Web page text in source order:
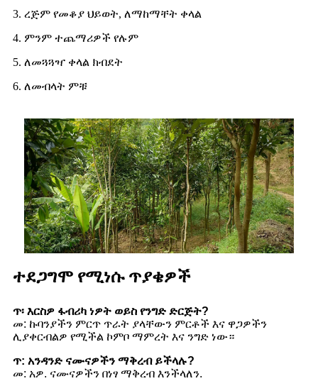
3. ረጅም የመቆያ ህይወት, ለማከማቸት ቀላል
4. ምንም ተጨማሪዎች የሉም
5. ለመጓጓዣ ቀላል ክብደት
6. ለመብላት ምቹ
ተደጋግሞ የሚነሱ ጥያቄዎች
ጥ፡ እርስዎ ፋብሪካ ነዎት ወይስ የንግድ ድርጅት?
መ: ኩባንያችን ምርጥ ጥራት ያላቸውን ምርቶች እና ዋጋዎችን
ሊያቀርብልዎ የሚችል ኮምቦ ማምረት እና ንግድ ነው።
ጥ: አንዳንድ ናሙናዎችን ማቅረብ ይችላሉ?
መ: አዎ. ናሙናዎችን በነፃ ማቅረብ እንችላለን.